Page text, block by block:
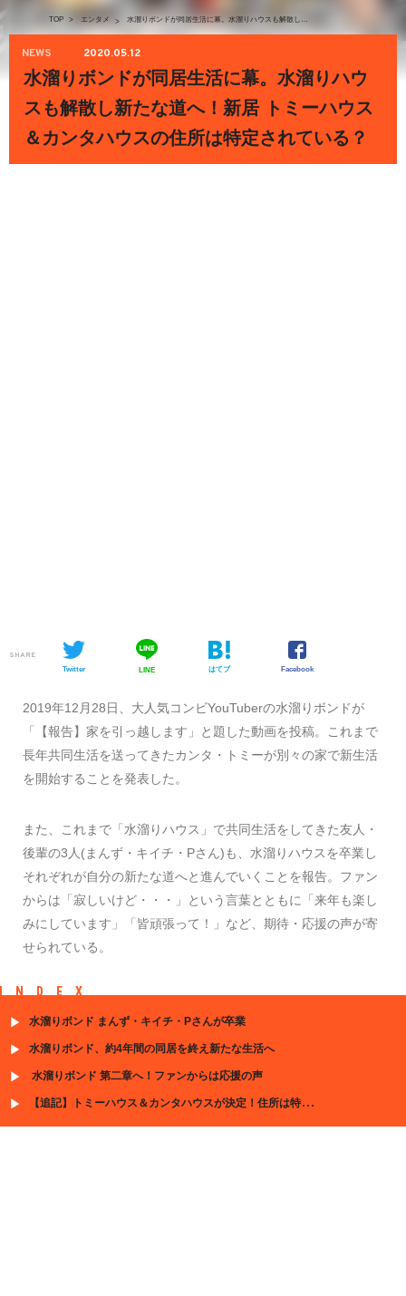
TOP > エンタメ > 水溜りボンドが同居生活に幕。水溜りハウスも解散し新たな道へ！新居 トミーハウス＆カンタハウスの住所は特定されている？
NEWS 2020.05.12
水溜りボンドが同居生活に幕。水溜りハウ
スも解散し新たな道へ！新居 トミーハウス
＆カンタハウスの住所は特定されている？
SHARE
Twitter LINE はてブ Facebook
2019年12月28日、大人気コンビYouTuberの水溜りボンドが
「【報告】家を引っ越します」と題した動画を投稿。これまで
長年共同生活を送ってきたカンタ・トミーが別々の家で新生活
を開始することを発表した。
また、これまで「水溜りハウス」で共同生活をしてきた友人・
後輩の3人(まんず・キイチ・Pさん)も、水溜りハウスを卒業し
それぞれが自分の新たな道へと進んでいくことを報告。ファン
からは「寂しいけど・・・」という言葉とともに「来年も楽し
みにしています」「皆頑張って！」など、期待・応援の声が寄
せられている。
INDEX
水溜りボンド まんず・キイチ・Pさんが卒業
水溜りボンド、約4年間の同居を終え新たな生活へ
水溜りボンド 第二章へ！ファンからは応援の声
【追記】トミーハウス＆カンタハウスが決定！住所は特定されている?